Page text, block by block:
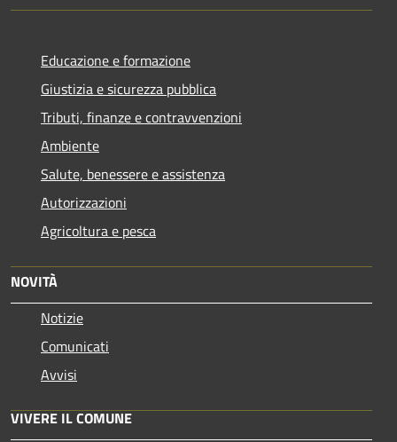
Educazione e formazione
Giustizia e sicurezza pubblica
Tributi, finanze e contravvenzioni
Ambiente
Salute, benessere e assistenza
Autorizzazioni
Agricoltura e pesca
NOVITÀ
Notizie
Comunicati
Avvisi
VIVERE IL COMUNE